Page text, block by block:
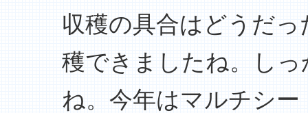
収穫の具合はどうだ
穫できましたね。し
ね。今年はマルチシ